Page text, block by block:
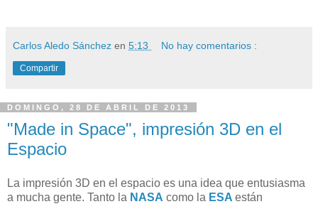
Carlos Aledo Sánchez en 5:13 No hay comentarios :
Compartir
DOMINGO, 28 DE ABRIL DE 2013
"Made in Space", impresión 3D en el
Espacio
La impresión 3D en el espacio es una idea que entusiasma
a mucha gente. Tanto la NASA como la ESA están